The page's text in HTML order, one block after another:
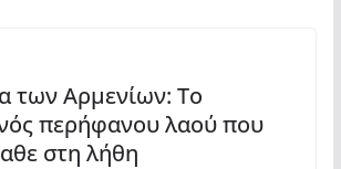
των Αρμενίων: Το
περήφανου λαού που
στη λήθη